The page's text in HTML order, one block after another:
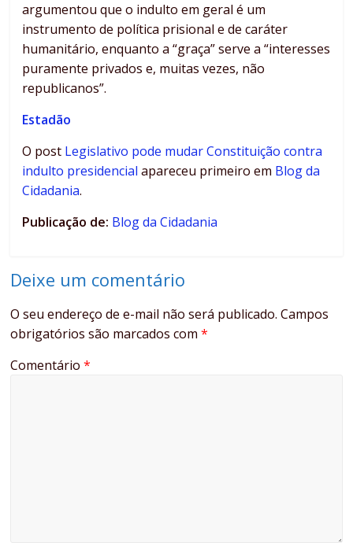
argumentou que o indulto em geral é um
instrumento de política prisional e de caráter
humanitário, enquanto a “graça” serve a “interesses
puramente privados e, muitas vezes, não
republicanos”.
Estadão
O post Legislativo pode mudar Constituição contra
indulto presidencial apareceu primeiro em Blog da
Cidadania.
Publicação de: Blog da Cidadania
Deixe um comentário
O seu endereço de e-mail não será publicado. Campos
obrigatórios são marcados com*
Comentário*